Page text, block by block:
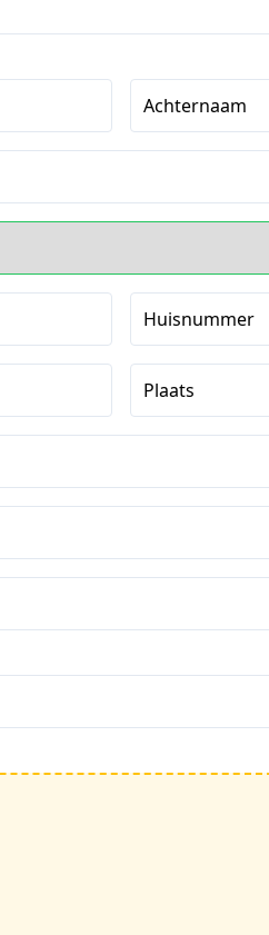
Achternaam
Huisnummer
Plaats